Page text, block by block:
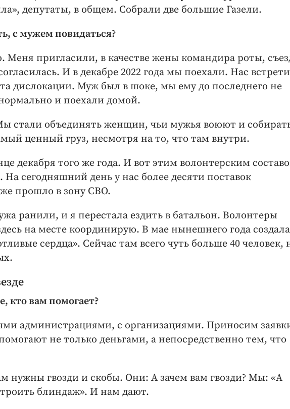
депутаты, в общем. Собрали две большие Газели.
с мужем повидаться?
Меня пригласили, в качестве жены командира роты,
И в декабре 2022 года мы поехали. Нас
дислокации. Муж был в шоке, мы ему до последнего не
и поехали домой.
стали объединять женщин, чьи мужья воюют и
ценный груз, несмотря на то, что там внутри.
декабря того же года. И вот этим волонтерским
На сегодняшний день у нас более десяти поставок
прошло в зону СВО.
ранили, и я перестала ездить в батальон. Волонтеры
на месте координирую. В мае нынешнего года создала
сердца». Сейчас там всего чуть больше 40 человек,
кто вам помогает?
администрациями, с организациями. Приносим
не только деньгами, а непосредственно тем, что
нужны гвозди и скобы. Они: А зачем вам гвозди? Мы: «А
блиндаж». И нам дают.